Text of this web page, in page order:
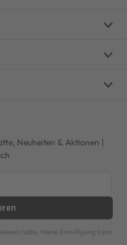
Neuheiten & Aktionen |
gelesen habe. Meine Einwilligung kann